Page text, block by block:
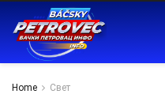
Home Свет